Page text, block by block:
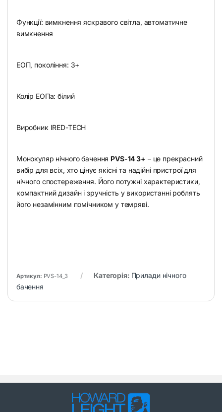
Функції: вимкнення яскравого світла, автоматичне
вимкнення
ЕОП, покоління: 3+
Колір ЕОПа: білий
Виробник IRED-TECH
Монокуляр нічного бачення PVS-14 3+ – це прекрасний
вибір для всіх, хто цінує якісні та надійні пристрої для
нічного спостереження. Його потужні характеристики,
компактний дизайн і зручність у використанні роблять
його незамінним помічником у темряві.
Артикул: PVS-14_3 Категорія: Прилади нічного
бачення